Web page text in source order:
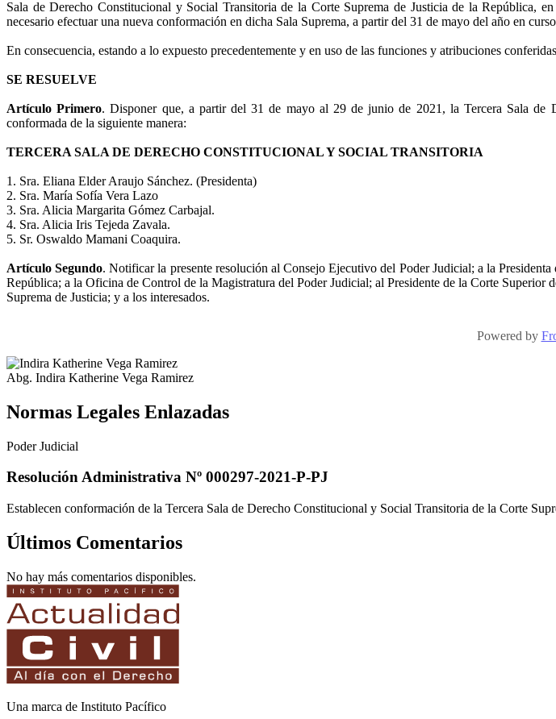
Sala de Derecho Constitucional y Social Transitoria de la Corte Suprema de Justicia de la República,
necesario efectuar una nueva conformación en dicha Sala Suprema, a partir del 31 de mayo del año en
En consecuencia, estando a lo expuesto precedentemente y en uso de las funciones y atribuciones
SE RESUELVE
Artículo Primero. Disponer que, a partir del 31 de mayo al 29 de junio de 2021, la Tercera Sala de
conformada de la siguiente manera:
TERCERA SALA DE DERECHO CONSTITUCIONAL Y SOCIAL TRANSITORIA
1. Sra. Eliana Elder Araujo Sánchez. (Presidenta)
2. Sra. María Sofía Vera Lazo
3. Sra. Alicia Margarita Gómez Carbajal.
4. Sra. Alicia Iris Tejeda Zavala.
5. Sr. Oswaldo Mamani Coaquira.
Artículo Segundo. Notificar la presente resolución al Consejo Ejecutivo del Poder Judicial; a la
República; a la Oficina de Control de la Magistratura del Poder Judicial; al Presidente de la Corte
Suprema de Justicia; y a los interesados.
Powered by
Abg. Indira Katherine Vega Ramirez
Normas Legales Enlazadas
Poder Judicial
Resolución Administrativa Nº 000297-2021-P-PJ
Establecen conformación de la Tercera Sala de Derecho Constitucional y Social Transitoria de la Corte
Últimos Comentarios
No hay más comentarios disponibles.
Una marca de Instituto Pacífico